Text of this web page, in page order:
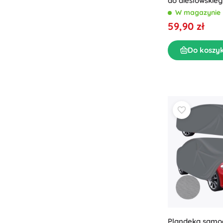
postojowego
W magazynie
59,90 zł
Do